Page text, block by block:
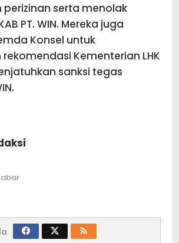
serta menolak
PT. WIN. Mereka juga
Konsel untuk
Kementerian LHK
sanksi tegas